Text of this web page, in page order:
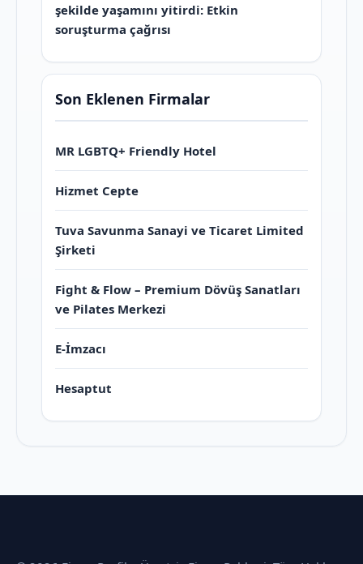
şekilde yaşamını yitirdi: Etkin
soruşturma çağrısı
Son Eklenen Firmalar
MR LGBTQ+ Friendly Hotel
Hizmet Cepte
Tuva Savunma Sanayi ve Ticaret Limited
Şirketi
Fight & Flow – Premium Dövüş Sanatları
ve Pilates Merkezi
E-İmzacı
Hesaptut